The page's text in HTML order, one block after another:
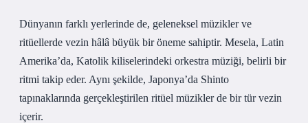
Dünyanın farklı yerlerinde de, geleneksel müzikler ve
ritüellerde vezin hâlâ büyük bir öneme sahiptir. Mesela, Latin
Amerika’da, Katolik kiliselerindeki orkestra müziği, belirli bir
ritmi takip eder. Aynı şekilde, Japonya’da Shinto
tapınaklarında gerçekleştirilen ritüel müzikler de bir tür vezin
içerir.